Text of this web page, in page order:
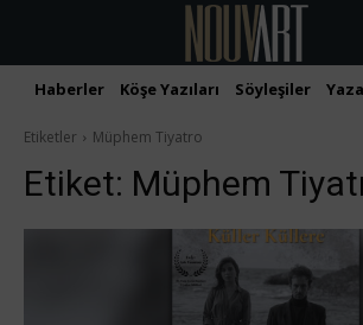
Haberler Köşe Yazıları Söyleşiler
Etiketler Müphem Tiyatro
Etiket: Müphem